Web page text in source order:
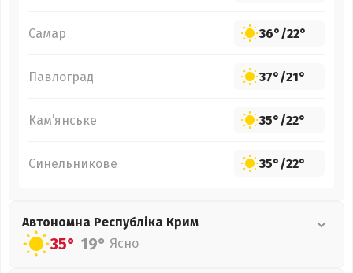
Самар 36°/22°
Павлоград 37°/21°
Кам’янське 35°/22°
Синельникове 35°/22°
Автономна Республіка Крим
35° 19° Ясно